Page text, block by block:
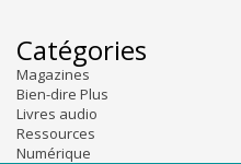
Catégories
Magazines
Bien-dire Plus
Livres audio
Ressources
Numérique